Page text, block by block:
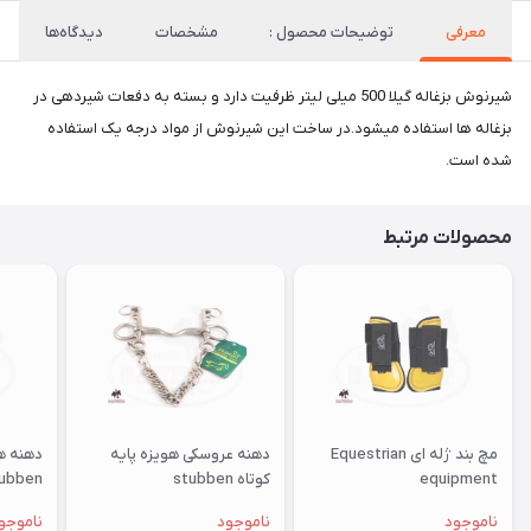
معرفی توضیحات محصول : مشخصات دیدگاه‌ها
شیرنوش بزغاله گیلا 500 میلی لیتر ظرفیت دارد و بسته به دفعات شیردهی در
بزغاله ها استفاده میشود.در ساخت این شیرنوش از مواد درجه یک استفاده
شده است.
محصولات مرتبط
مچ بند ژله ای Equestrian
equipment
ناموجود
دهنه عروسکی هویزه پایه
کوتاه stubben
ناموجود
دهنه